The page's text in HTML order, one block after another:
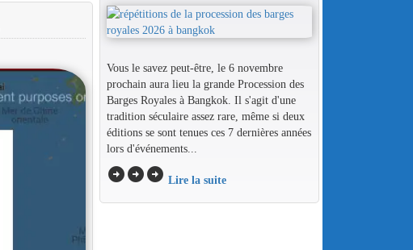
Vous le savez peut-être, le 6 novembre
prochain aura lieu la grande Procession des
Barges Royales à Bangkok. Il s'agit d'une
tradition séculaire assez rare, même si deux
éditions se sont tenues ces 7 dernières années
lors d'événements...
arrow_circle_rightarrow_circle_rightarrow_circle_right Lire la suite